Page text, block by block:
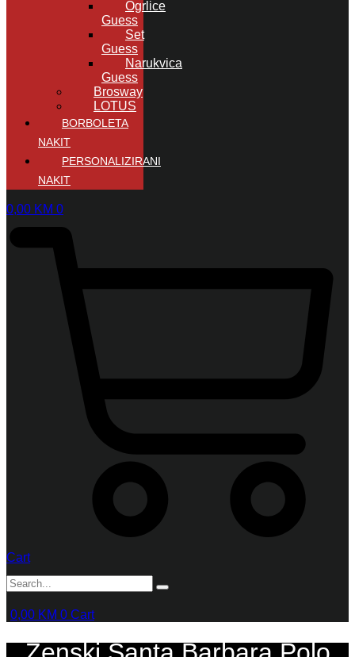
Ogrlice
Guess
Set
Guess
Narukvica
Guess
Brosway
LOTUS
BORBOLETA
NAKIT
PERSONALIZIRANI
NAKIT
0,00 KM 0
Cart
0,00 KM 0 Cart